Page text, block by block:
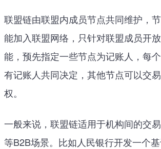
联盟链由联盟内成员节点共同维护，
能加入联盟网络，只针对联盟成员开
能，预先指定一些节点为记账人，每
有记账人共同决定，其他节点可以交
权。
一般来说，联盟链适用于机构间的交
等B2B场景。比如人民银行开发一个